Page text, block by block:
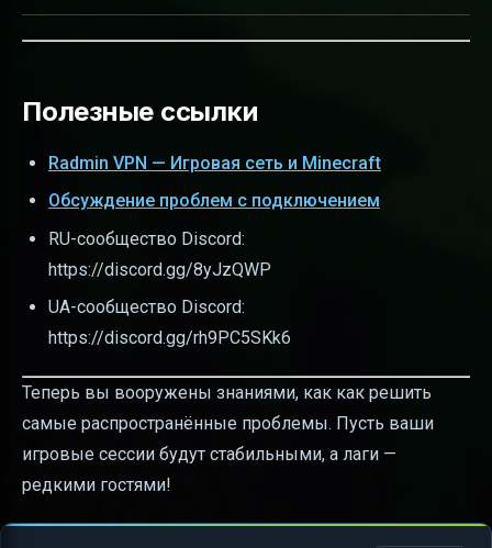
Полезные ссылки
Radmin VPN — Игровая сеть и Minecraft
Обсуждение проблем с подключением
RU-сообщество Discord:
https://discord.gg/8yJzQWP
UA-сообщество Discord:
https://discord.gg/rh9PC5SKk6
Теперь вы вооружены знаниями, как как решить
самые распространённые проблемы. Пусть ваши
игровые сессии будут стабильными, а лаги —
редкими гостями!